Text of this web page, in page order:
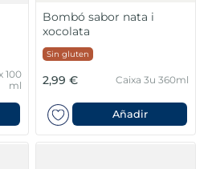
100
ml
Bombó sabor nata i
xocolata
Sin gluten
2,99 € Caixa 3u 360ml
Añadir